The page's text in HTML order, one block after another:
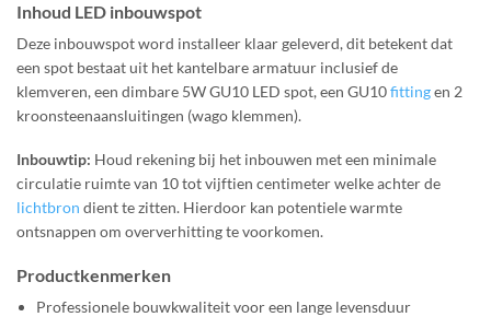
Inhoud LED inbouwspot
Deze inbouwspot word installeer klaar geleverd, dit betekent dat
een spot bestaat uit het kantelbare armatuur inclusief de
klemveren, een dimbare 5W GU10 LED spot, een GU10fittingen 2
kroonsteenaansluitingen (wago klemmen).
Inbouwtip: Houd rekening bij het inbouwen met een minimale
circulatie ruimte van 10 tot vijftien centimeter welke achter de
lichtbron dient te zitten. Hierdoor kan potentiele warmte
ontsnappen om oververhitting te voorkomen.
Productkenmerken
Professionele bouwkwaliteit voor een lange levensduur